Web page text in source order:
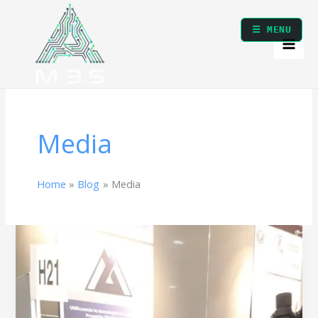
contenuto
Media
Home Blog Media
La
☰ MENU